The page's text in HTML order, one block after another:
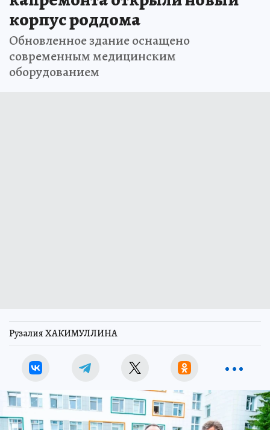
корпус роддома
Обновленное здание оснащено
современным медицинским
оборудованием
Рузалия ХАКИМУЛЛИНА